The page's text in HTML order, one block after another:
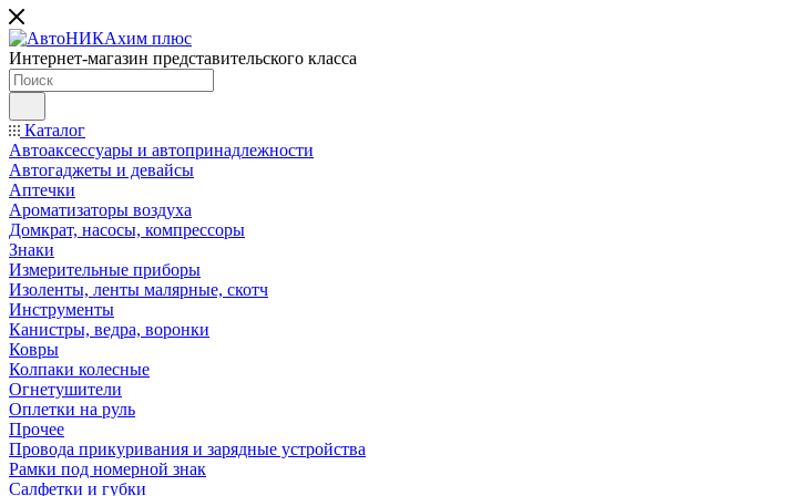
Интернет-магазин представительского класса
Каталог
Автоаксессуары и автопринадлежности
Автогаджеты и девайсы
Аптечки
Ароматизаторы воздуха
Домкрат, насосы, компрессоры
Знаки
Измерительные приборы
Изоленты, ленты малярные, скотч
Инструменты
Канистры, ведра, воронки
Ковры
Колпаки колесные
Огнетушители
Оплетки на руль
Прочее
Провода прикуривания и зарядные устройства
Рамки под номерной знак
Салфетки и губки